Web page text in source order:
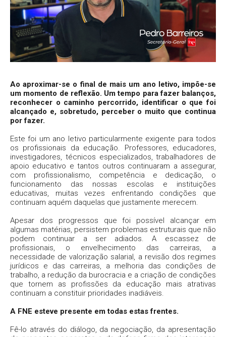
Ao aproximar-se o final de mais um ano letivo, impõe-se
um momento de reflexão. Um tempo para fazer balanços,
reconhecer o caminho percorrido, identificar o que foi
alcançado e, sobretudo, perceber o muito que continua
por fazer.
Este foi um ano letivo particularmente exigente para todos
os profissionais da educação. Professores, educadores,
investigadores, técnicos especializados, trabalhadores de
apoio educativo e tantos outros continuaram a assegurar,
com profissionalismo, competência e dedicação, o
funcionamento das nossas escolas e instituições
educativas, muitas vezes enfrentando condições que
continuam aquém daquelas que justamente merecem.
Apesar dos progressos que foi possível alcançar em
algumas matérias, persistem problemas estruturais que não
podem continuar a ser adiados. A escassez de
profissionais, o envelhecimento das carreiras, a
necessidade de valorização salarial, a revisão dos regimes
jurídicos e das carreiras, a melhoria das condições de
trabalho, a redução da burocracia e a criação de condições
que tornem as profissões da educação mais atrativas
continuam a constituir prioridades inadiáveis.
A FNE esteve presente em todas estas frentes.
Fê-lo através do diálogo, da negociação, da apresentação